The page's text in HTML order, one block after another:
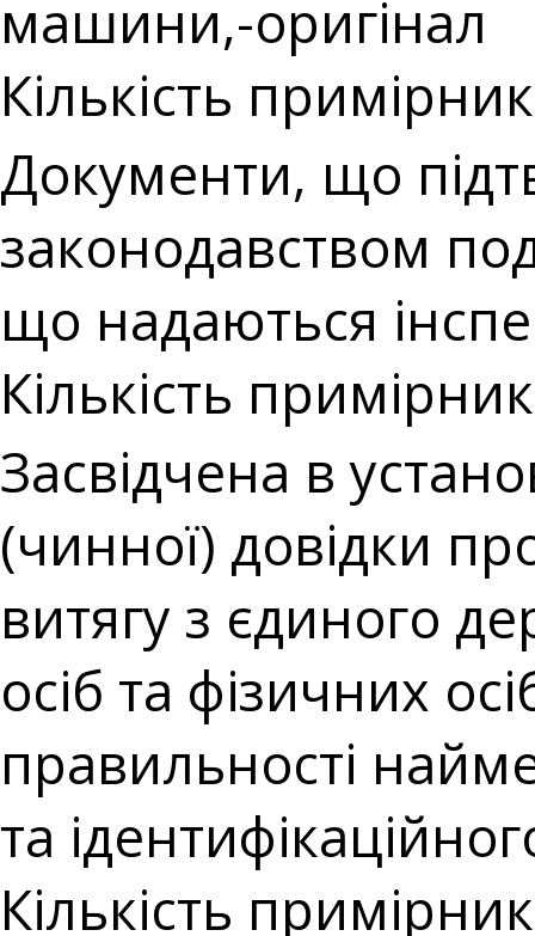
машини,-оригінал
Кількість
Документи, що
законодавством
що надаються
Кількість
Засвідчена в
(чинної) довідки
витягу з єдиного
осіб та фізичних
правильності
та
Кількість